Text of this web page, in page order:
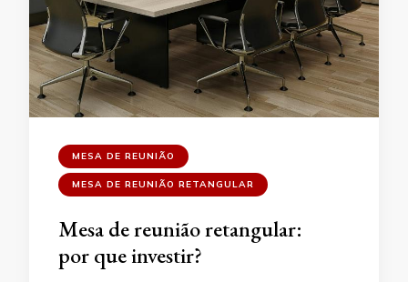
MESA DE REUNIÃO
MESA DE REUNIÃO RETANGULAR
Mesa de reunião retangular:
por que investir?